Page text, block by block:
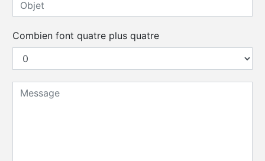
Combien font quatre plus quatre